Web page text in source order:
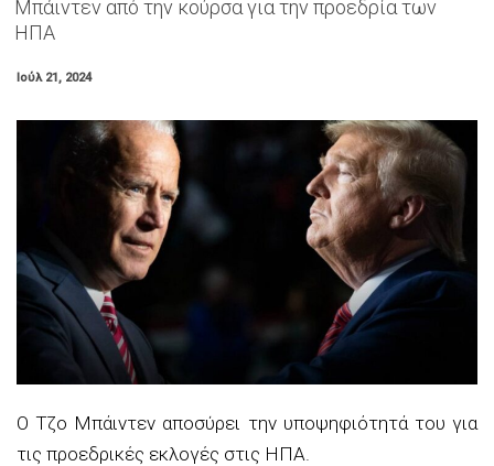
Μπάιντεν από την κούρσα για την προεδρία των
ΗΠΑ
Ιούλ 21, 2024
O Τζο Mπάιντεν αποσύρει την υποψηφιότητά του για
τις προεδρικές εκλογές στις ΗΠΑ.